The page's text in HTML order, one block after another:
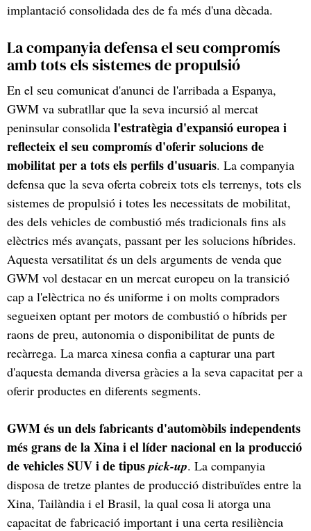
implantació consolidada des de fa més d'una dècada.
La companyia defensa el seu compromís
amb tots els sistemes de propulsió
En el seu comunicat d'anunci de l'arribada a Espanya,
GWM va subratllar que la seva incursió al mercat
peninsular consolida l'estratègia d'expansió europea i
reflecteix el seu compromís d'oferir solucions de
mobilitat per a tots els perfils d'usuaris. La companyia
defensa que la seva oferta cobreix tots els terrenys, tots els
sistemes de propulsió i totes les necessitats de mobilitat,
des dels vehicles de combustió més tradicionals fins als
elèctrics més avançats, passant per les solucions híbrides.
Aquesta versatilitat és un dels arguments de venda que
GWM vol destacar en un mercat europeu on la transició
cap a l'elèctrica no és uniforme i on molts compradors
segueixen optant per motors de combustió o híbrids per
raons de preu, autonomia o disponibilitat de punts de
recàrrega. La marca xinesa confia a capturar una part
d'aquesta demanda diversa gràcies a la seva capacitat per a
oferir productes en diferents segments.
GWM és un dels fabricants d'automòbils independents
més grans de la Xina i el líder nacional en la producció
de vehicles SUV i de tipuspick-up. La companyia
disposa de tretze plantes de producció distribuïdes entre la
Xina, Tailàndia i el Brasil, la qual cosa li atorga una
capacitat de fabricació important i una certa resiliència